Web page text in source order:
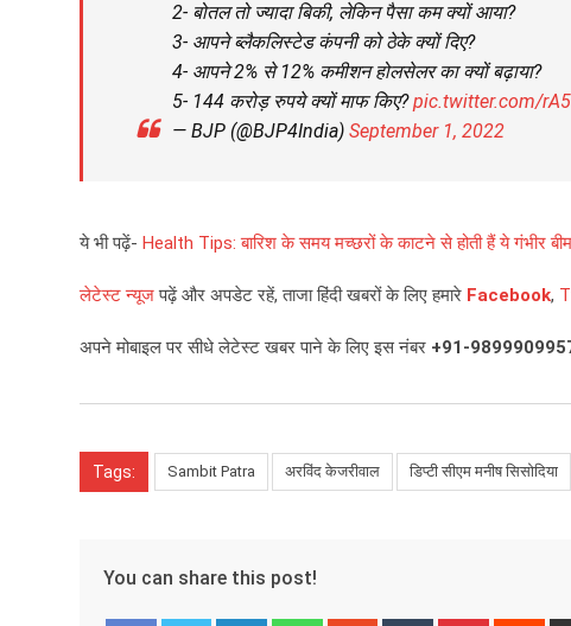
2- बोतल तो ज्यादा बिकी, लेकिन पैसा कम क्यों आया?
3- आपने ब्लैकलिस्टेड कंपनी को ठेके क्यों दिए?
4- आपने 2% से 12% कमीशन होलसेलर का क्यों बढ़ाया?
5- 144 करोड़ रुपये क्यों माफ किए?pic.twitter.com/
— BJP (@BJP4India) September 1, 2022
ये भी पढ़ें- Health Tips: बारिश के समय मच्छरों के काटने से होती हैं ये गंभीर
लेटेस्ट न्यूजपढ़ें और अपडेट रहें, ताजा हिंदी खबरों के लिए हमारे Facebook,
अपने मोबाइल पर सीधे लेटेस्ट खबर पाने के लिए इस नंबर +91-
Tags: Sambit Patra अरविंद केजरीवाल डिप्टी सीएम मनीष सिसोदिया
You can share this post!